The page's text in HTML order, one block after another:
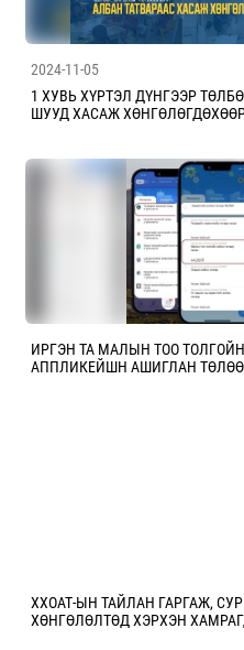
2024-11-05
1 ХУВЬ ХҮРТЭЛ ДҮНГЭЭР
ШУУД ХАСАЖ
ИРГЭН ТА МАЛЫН ТОО
АППЛИКЕЙШН АШИГЛАН
ХХОАТ-ЫН ТАЙЛАН ГАРГАЖ,
ХӨНГӨЛӨЛТӨД ХЭРХЭН